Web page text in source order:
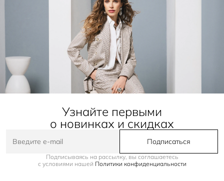
Узнайте первыми
о новинках и скидках
Подписаться
Подписываясь на рассылку, вы соглашаетесь
с условиями нашей Политики конфиденциальности